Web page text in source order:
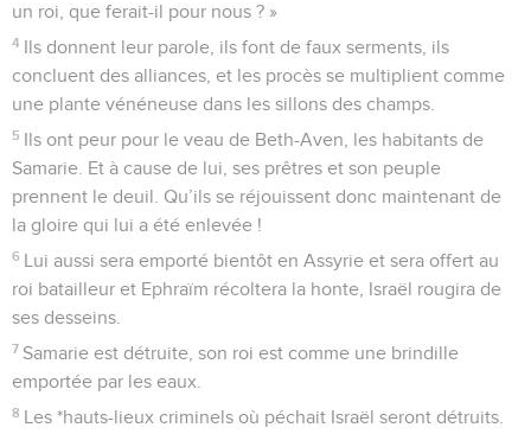
un roi, que ferait-il pour nous ? »
4 Ils donnent leur parole, ils font de faux serments, ils
concluent des alliances, et les procès se multiplient comme
une plante vénéneuse dans les sillons des champs.
5 Ils ont peur pour le veau de Beth-Aven, les habitants de
Samarie. Et à cause de lui, ses prêtres et son peuple
prennent le deuil. Qu’ils se réjouissent donc maintenant de
la gloire qui lui a été enlevée !
6 Lui aussi sera emporté bientôt en Assyrie et sera offert au
roi batailleur et Ephraïm récoltera la honte, Israël rougira de
ses desseins.
7 Samarie est détruite, son roi est comme une brindille
emportée par les eaux.
8 Les *hauts-lieux criminels où péchait Israël seront détruits.